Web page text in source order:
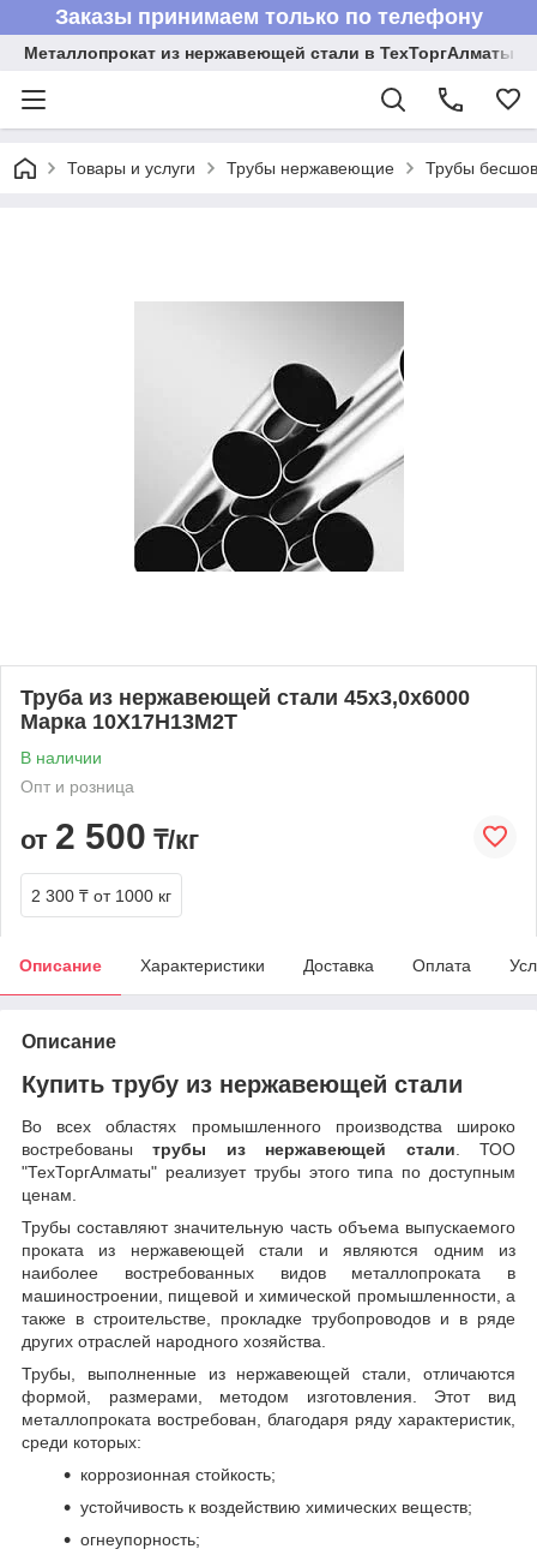
Заказы принимаем только по телефону
Металлопрокат из нержавеющей стали в ТехТоргАлматы
Товары и услуги Трубы нержавеющие Трубы
Труба из нержавеющей стали 45х3,0х6000
Марка 10Х17Н13М2Т
В наличии
Опт и розница
от 2 500 ₸/кг
2 300 ₸ от 1000 кг
Описание Характеристики Доставка Оплата
Описание
Купить трубу из нержавеющей стали
Во всех областях промышленного производства широко
востребованытрубы из нержавеющей стали. ТОО
"ТехТоргАлматы" реализует трубы этого типа по доступным
ценам.
Трубы составляют значительную часть объема выпускаемого
проката из нержавеющей стали и являются одним из
наиболее востребованных видов металлопроката в
машиностроении, пищевой и химической промышленности, а
также в строительстве, прокладке трубопроводов и в ряде
других отраслей народного хозяйства.
Трубы, выполненные из нержавеющей стали, отличаются
формой, размерами, методом изготовления. Этот вид
металлопроката востребован, благодаря ряду характеристик,
среди которых:
коррозионная стойкость;
устойчивость к воздействию химических веществ;
огнеупорность;